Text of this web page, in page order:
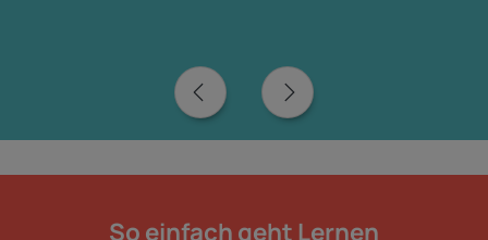
So einfach geht Lernen